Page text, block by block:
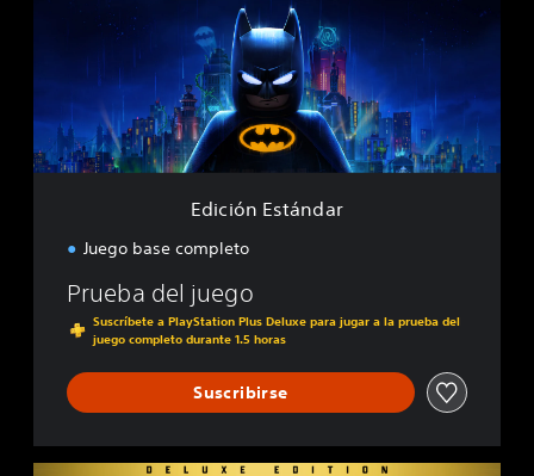
t
á
n
Edición Estándar
Juego base completo
Prueba del juego
Suscríbete a PlayStation Plus Deluxe para jugar a la prueba del
juego completo durante 1.5 horas
Suscribirse